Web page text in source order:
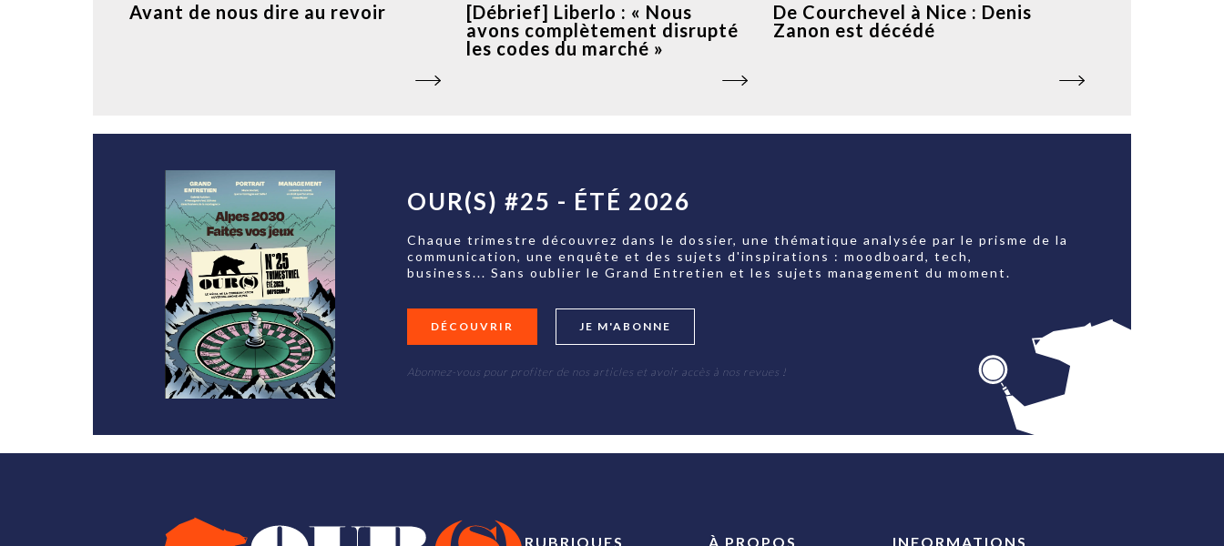
Avant de nous dire au revoir
[Débrief] Liberlo : « Nous
avons complètement disrupté
les codes du marché »
De Courchevel à Nice : Denis
Zanon est décédé
OUR(S) #25 - ÉTÉ 2026
Chaque trimestre découvrez dans le dossier, une thématique analysée par le prisme de la
communication, une enquête et des sujets d'inspirations : moodboard, tech,
business... Sans oublier le Grand Entretien et les sujets management du moment.
DÉCOUVRIR JE M'ABONNE
Abonnez-vous pour profiter de nos articles et avoir accès à nos revues !
RUBRIQUES À PROPOS INFORMATIONS